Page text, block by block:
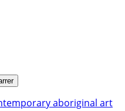
aboriginal art